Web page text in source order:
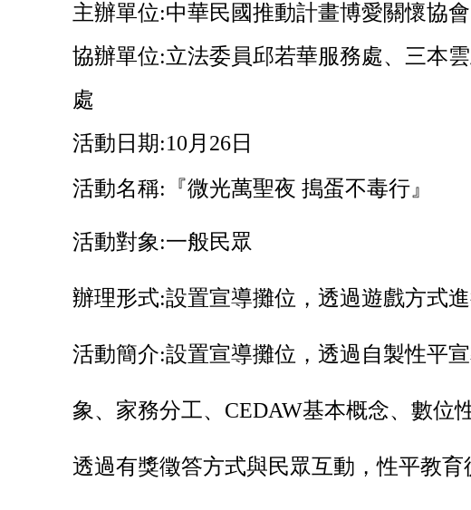
主辦單位:中華民國推動計畫博愛關懷協會
協辦單位:立法委員邱若華服務處、三本
處
活動日期:10 月 26日
活動名稱: 『微光萬聖夜 搗蛋不毒行』
活動對象:一般民眾
辦理形式:設置宣導攤位，透過遊戲方式
活動簡介:設置宣導攤位，透過自製性平
象、家務分工、 CEDAW基本概念、數位
透過有獎徵答方式與民眾互動，性平教